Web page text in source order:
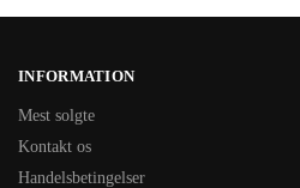
INFORMATION
Mest solgte
Kontakt os
Handelsbetingelser